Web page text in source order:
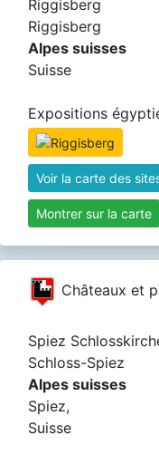
Riggisberg
Riggisberg
Alpes suisses
Suisse
Expositions
Voir la carte des
Montrer sur la carte
Châteaux et
Spiez
Schloss-Spiez
Alpes suisses
Spiez,
Suisse